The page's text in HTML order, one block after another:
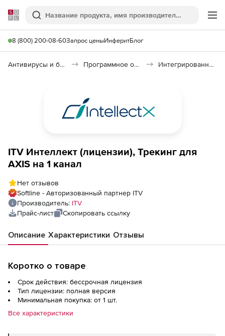
Softline
Поиск
8 (800) 200-08-60Запрос ценыИнферитБлог
Антивирусы и безопасность Программное обеспечение для контроля доступа Интегрированная система безопасности «Интеллект»
ITV Интеллект (лицензии), Трекинг для
AXIS на 1 канал
Нет отзывов
Softline - Авторизованный партнер ITV
Производитель: ITV
Прайс-лист
Скопировать ссылку
Описание Характеристики Отзывы
Коротко о товаре
Срок действия: бессрочная лицензия
Тип лицензии: полная версия
Минимальная покупка: от 1 шт.
Все характеристики